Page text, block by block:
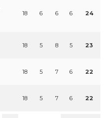
18 6 6 6 24
18 5 8 5 23
18 5 7 6 22
18 5 7 6 22